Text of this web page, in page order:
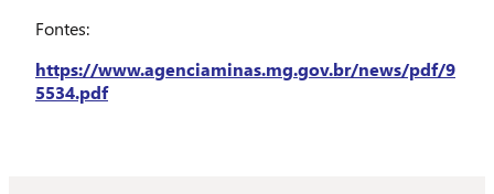
Fontes:
https://www.agenciaminas.mg.gov.br/news/pdf/9
5534.pdf